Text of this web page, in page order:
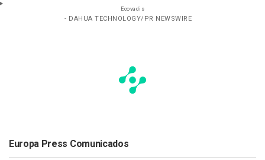
Ecovadis
- DAHUA TECHNOLOGY/PR NEWSWIRE
Europa Press Comunicados